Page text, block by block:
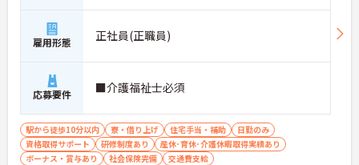
雇用形態 正社員(正職員)
応募要件 ■介護福祉士必須
駅から徒歩10分以内 寮・借り上げ 住宅手当・補助
日勤のみ
資格取得サポート
研修制度あり
産休･育休･介護休暇取得実績あり
ボーナス・賞与あり
社会保険完備 交通費支給